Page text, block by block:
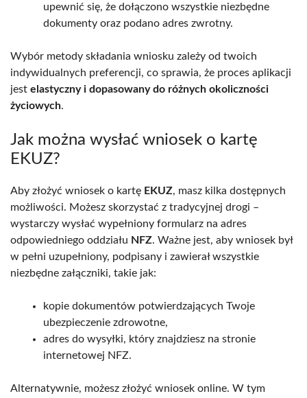
upewnić się, że dołączono wszystkie niezbędne
dokumenty oraz podano adres zwrotny.
Wybór metody składania wniosku zależy od twoich
indywidualnych preferencji, co sprawia, że proces aplikacji
jest elastyczny i dopasowany do różnych okoliczności
życiowych.
Jak można wysłać wniosek o kartę
EKUZ?
Aby złożyć wniosek o kartę EKUZ, masz kilka dostępnych
możliwości. Możesz skorzystać z tradycyjnej drogi –
wystarczy wysłać wypełniony formularz na adres
odpowiedniego oddziału NFZ. Ważne jest, aby wniosek był
w pełni uzupełniony, podpisany i zawierał wszystkie
niezbędne załączniki, takie jak:
kopie dokumentów potwierdzających Twoje
ubezpieczenie zdrowotne,
adres do wysyłki, który znajdziesz na stronie
internetowej NFZ.
Alternatywnie, możesz złożyć wniosek online. W tym